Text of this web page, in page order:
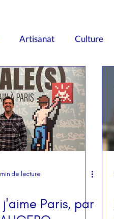
Artisanat Culture
brèves Les Lumières de
Recherche
de lecture
j'aime Paris, par